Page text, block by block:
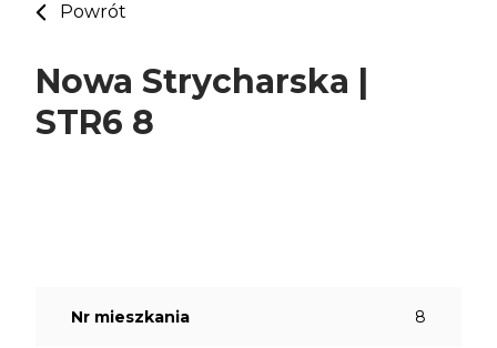
Powrót
Nowa Strycharska |
STR6 8
Nr mieszkania 8